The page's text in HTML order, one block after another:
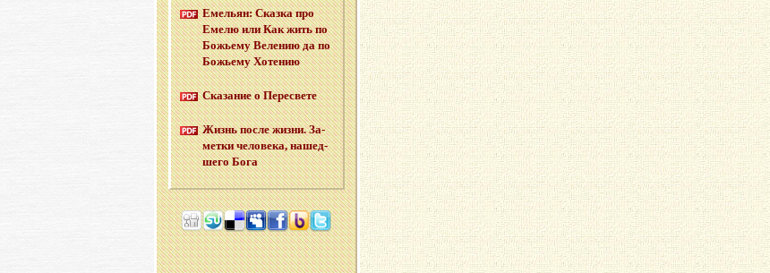
Еме­льян: Сказ­ка про
Емелю или Как жить по
Бо­жье­му Ве­ле­нию да по
Бо­жье­му Хо­те­нию
Ска­за­ние о Пе­ре­све­те
Жизнь после жизни. За­
мет­ки че­ло­ве­ка, на­шед­
ше­го Бога